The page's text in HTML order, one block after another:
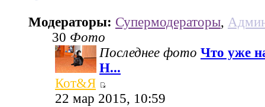
Модераторы: Супермодераторы,
30 Фото
Последнее фото Что уже
Н...
Кот&Я
22 мар 2015, 10:59